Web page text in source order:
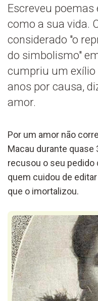
Escreveu
como a sua vida.
considerado "o
do simbolismo"
cumpriu um exílio
anos por causa,
amor.
Por um amor não
Macau durante quase
recusou o seu pedido
quem cuidou de editar
que o imortalizou.